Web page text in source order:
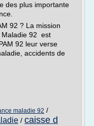
des plus importante
92 ? La mission
Maladie 92 est
92 leur verse
accidents de
maladie 92 /
/ caisse d